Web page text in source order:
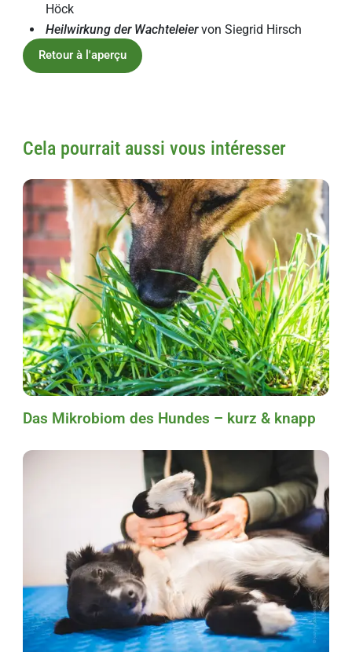
Höck
Heilwirkung der Wachteleiervon Siegrid Hirsch
Cela pourrait aussi vous intéresser
Das Mikrobiom des Hundes – kurz & knapp
Retour à l'aperçu